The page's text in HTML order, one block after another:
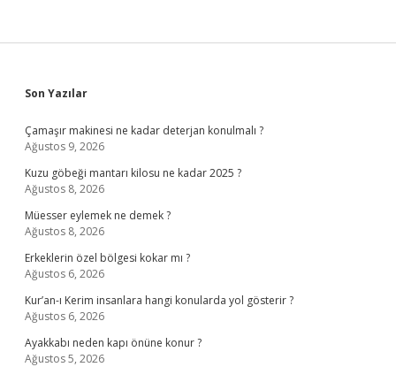
Sidebar
Son Yazılar
Çamaşır makinesi ne kadar deterjan konulmalı ?
Ağustos 9, 2026
Kuzu göbeği mantarı kilosu ne kadar 2025 ?
Ağustos 8, 2026
Müesser eylemek ne demek ?
Ağustos 8, 2026
Erkeklerin özel bölgesi kokar mı ?
Ağustos 6, 2026
Kur’an-ı Kerim insanlara hangi konularda yol gösterir ?
Ağustos 6, 2026
Ayakkabı neden kapı önüne konur ?
Ağustos 5, 2026